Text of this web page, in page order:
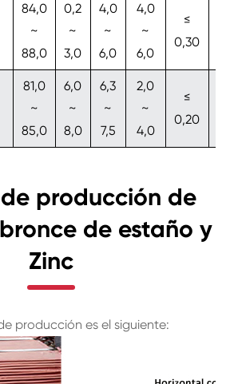
84,0
~
88,0
0,2
~
3,0
4,0
~
6,0
4,0
~
6,0
≤
0,30
81,0
~
85,0
6,0
~
8,0
6,3
~
7,5
2,0
~
4,0
≤
0,20
producción de
de estaño y
Zinc
producción es el siguiente: